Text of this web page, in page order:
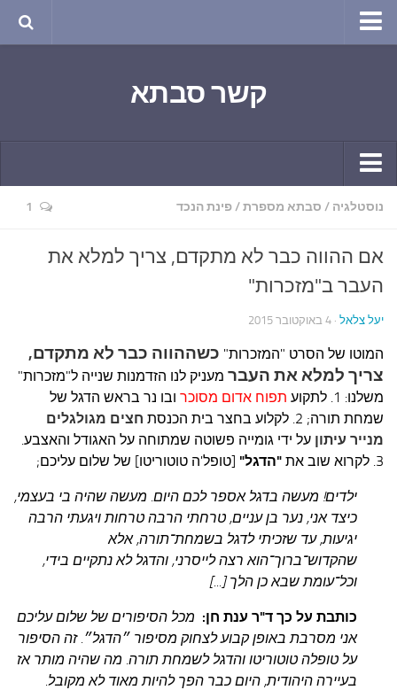
שירה
חגים ומועדים
ספורט בריאות וקורונה
חומר למחשבה
הקונדיטוריה
עצות סבתא
סבתא מספרת
נווה הבלוגים
קשר משפחתי
פינת הנכד
כתבו אלינו
קשר סבתא
קשר יומי
תחביבים
סרטונים ואנימציה
סרטים מומלצים
נוסטלגיה / סבתא מספרת/פינת הנכד 1
אם ההווה כבר לא מתקדם, צריך למלא את
העבר ב"מזכרות"
יעל צלאל · 4 באוקטובר 2015
המוטו של הסרט "המזכרות" כשההווה כבר לא מתקדם,
צריך למלא את העבר מעניק לנו הזדמנות שנייה ל"מזכרות"
משלנו: 1. לתקוע תפוח אדום מסוכר ובו נר בראש הדגל של
שמחת תורה; 2. לקלוע בחצר בית הכנסת
חצים מגולגלים
מנייר עיתון על ידי גומייה פשוטה שמתוחה על האגודל והאצבע.
3. לקרוא שוב את
"הדגל" [טופל'ה טוטוריטו] של שלום עליכם;
ילדים! מעשה בדגל אספר לכם היום. מעשה שהיה בי בעצמי,
כיצד אני, נער בן עניים, טרחתי הרבה טרחות ויגעתי הרבה
יגיעות, עד שזכיתי לדגל בשמחת־תורה, אלא
שהקדוש־ברוך־הוא רצה לייסרני, והדגל לא נתקיים בידי,
וכל־עומת שבא כן הלך [...]
כותבת על כך ד"ר ענת חן: מכל הסיפורים של שלום עליכם
אני מסרבת באופן קבוע לצחוק מסיפור ״הדגל״. זה הסיפור
על טופלה טוטוריטו והדגל לשמחת תורה. מה שהיה מותר אז
בעיירה היהודית, היום כבר הפך להיות מאוד לא מקובל.